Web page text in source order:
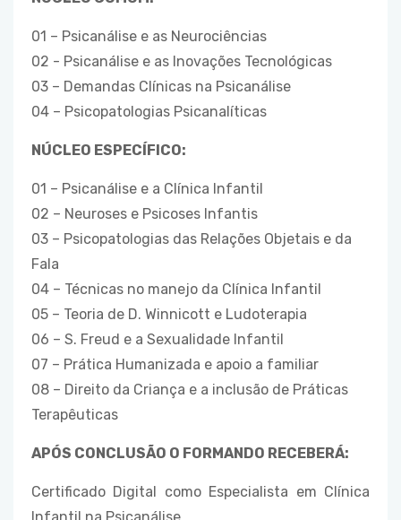
01 – Psicanálise e as Neurociências
02 - Psicanálise e as Inovações Tecnológicas
03 – Demandas Clínicas na Psicanálise
04 – Psicopatologias Psicanalíticas
NÚCLEO ESPECÍFICO:
01 – Psicanálise e a Clínica Infantil
02 – Neuroses e Psicoses Infantis
03 – Psicopatologias das Relações Objetais e da
Fala
04 – Técnicas no manejo da Clínica Infantil
05 – Teoria de D. Winnicott e Ludoterapia
06 – S. Freud e a Sexualidade Infantil
07 – Prática Humanizada e apoio a familiar
08 – Direito da Criança e a inclusão de Práticas
Terapêuticas
APÓS CONCLUSÃO O FORMANDO RECEBERÁ:
Certificado Digital como Especialista em Clínica